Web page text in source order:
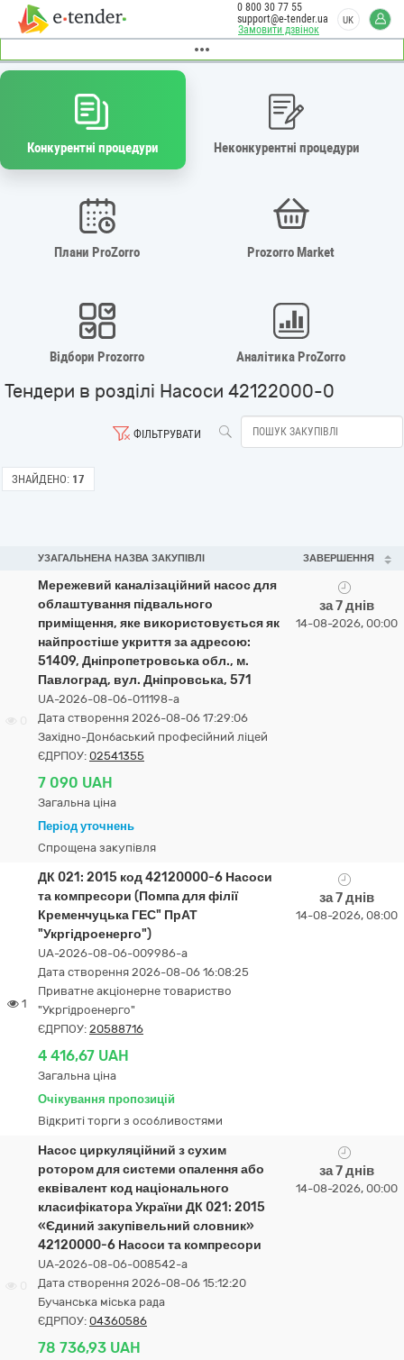
Замовити дзвінок
0 800 30 77 55
support@e-tender.ua
UK
Конкурентні процедури Неконкурентні процедури
Плани ProZorro Prozorro Market
Відбори Prozorro Аналітика ProZorro
Тендери в розділі Насоси 42122000-0
ФІЛЬТРУВАТИ
ЗНАЙДЕНО: 17
УЗАГАЛЬНЕНА НАЗВА ЗАКУПІВЛІ ЗАВЕРШЕННЯ
Мережевий каналізаційний насос для
облаштування підвального
приміщення, яке використовується як
найпростіше укриття за адресою:
51409, Дніпропетровська обл., м.
Павлоград, вул. Дніпровська, 571
UA-2026-08-06-011198-a
Дата створення 2026-08-06 17:29:06
Західно-Донбаський професійний ліцей
ЄДРПОУ: 02541355
7 090 UAH
Загальна ціна
Період уточнень
Спрощена закупівля
за 7 днів
14-08-2026, 00:00
1
ДК 021: 2015 код 42120000-6 Насоси
та компресори (Помпа для філії
Кременчуцька ГЕС" ПрАТ
"Укргідроенерго")
UA-2026-08-06-009986-a
Дата створення 2026-08-06 16:08:25
Приватне акціонерне товариство
"Укргідроенерго"
ЄДРПОУ: 20588716
4 416,67 UAH
Загальна ціна
Очікування пропозицій
Відкриті торги з особливостями
за 7 днів
14-08-2026, 08:00
Насос циркуляційний з сухим
ротором для системи опалення або
еквівалент код національного
класифікатора України ДК 021: 2015
«Єдиний закупівельний словник»
42120000-6 Насоси та компресори
UA-2026-08-06-008542-a
Дата створення 2026-08-06 15:12:20
Бучанська міська рада
ЄДРПОУ: 04360586
78 736,93 UAH
за 7 днів
14-08-2026, 00:00